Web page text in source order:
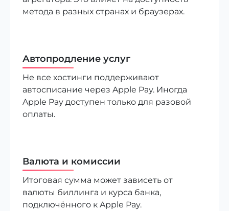
метода в разных странах и браузерах.
Автопродление услуг
Не все хостинги поддерживают
автосписание через Apple Pay. Иногда
Apple Pay доступен только для разовой
оплаты.
Валюта и комиссии
Итоговая сумма может зависеть от
валюты биллинга и курса банка,
подключённого к Apple Pay.